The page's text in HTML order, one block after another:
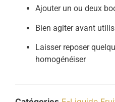
Ajouter un ou deux
Bien agiter avant
Laisser reposer
homogénéiser